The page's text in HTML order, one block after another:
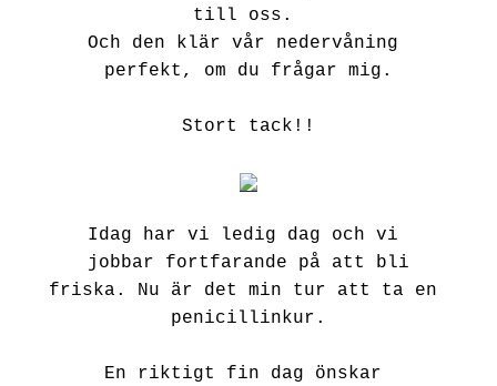
till oss.
Och den klär vår nedervåning
perfekt, om du frågar mig.
Stort tack!!
Idag har vi ledig dag och vi
jobbar fortfarande på att bli
friska. Nu är det min tur att ta en
penicillinkur.
En riktigt fin dag önskar